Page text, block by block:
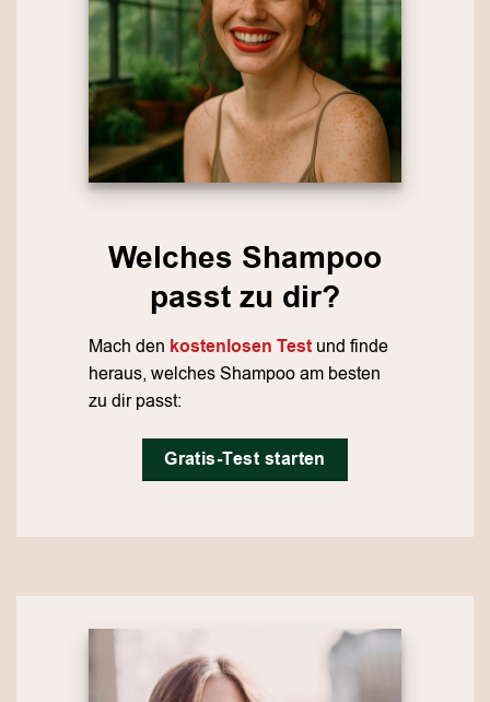
Welches Shampoo
passt zu dir?
Mach den kostenlosen Testund finde
heraus, welches Shampoo am besten
zu dir passt:
Gratis-Test starten